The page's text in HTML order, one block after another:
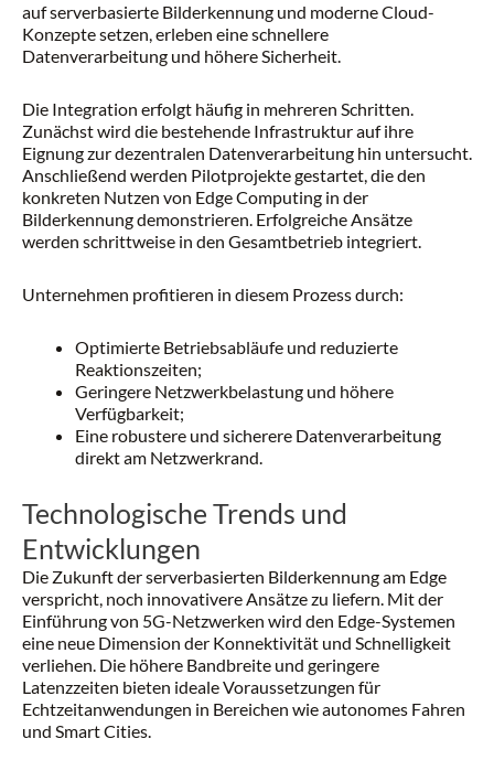
auf serverbasierte Bilderkennung und moderne Cloud-
Konzepte setzen, erleben eine schnellere
Datenverarbeitung und höhere Sicherheit.
Die Integration erfolgt häufig in mehreren Schritten.
Zunächst wird die bestehende Infrastruktur auf ihre
Eignung zur dezentralen Datenverarbeitung hin untersucht.
Anschließend werden Pilotprojekte gestartet, die den
konkreten Nutzen von Edge Computing in der
Bilderkennung demonstrieren. Erfolgreiche Ansätze
werden schrittweise in den Gesamtbetrieb integriert.
Unternehmen profitieren in diesem Prozess durch:
Optimierte Betriebsabläufe und reduzierte
Reaktionszeiten;
Geringere Netzwerkbelastung und höhere
Verfügbarkeit;
Eine robustere und sicherere Datenverarbeitung
direkt am Netzwerkrand.
Technologische Trends und
Entwicklungen
Die Zukunft der serverbasierten Bilderkennung am Edge
verspricht, noch innovativere Ansätze zu liefern. Mit der
Einführung von 5G-Netzwerken wird den Edge-Systemen
eine neue Dimension der Konnektivität und Schnelligkeit
verliehen. Die höhere Bandbreite und geringere
Latenzzeiten bieten ideale Voraussetzungen für
Echtzeitanwendungen in Bereichen wie autonomes Fahren
und Smart Cities.